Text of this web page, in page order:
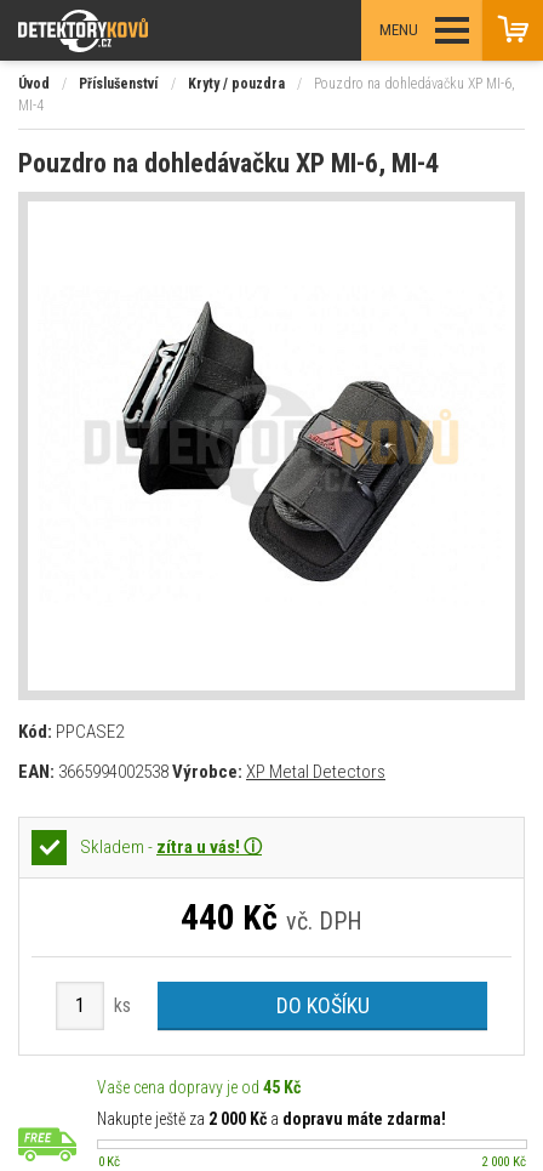
MENU
Úvod / Příslušenství / Kryty / pouzdra /
Pouzdro na dohledávačku XP MI-6,
MI-4
Pouzdro na dohledávačku XP MI-6, MI-4
Kód: PPCASE2
EAN: 3665994002538Výrobce: XP Metal Detectors
Skladem - zítra u vás! ⓘ
440 Kč vč. DPH
ks DO KOŠÍKU
Vaše cena dopravy je od 45 Kč
Nakupte ještě za 2 000 Kč a dopravu máte zdarma!
0 Kč 2 000 Kč